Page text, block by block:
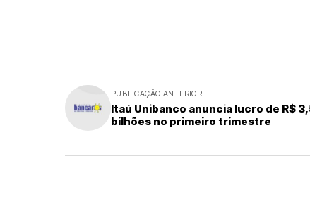
PUBLICAÇÃO ANTERIOR
Itaú Unibanco anuncia lucro de R$
bilhões no primeiro trimestre